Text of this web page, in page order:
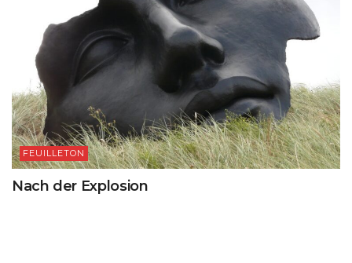
FEUILLETON
Nach der Explosion